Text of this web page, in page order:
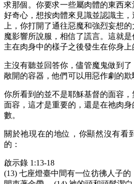
求那個。你要求一些屬肉體的東西
好奇心，想按肉體來見識並認識主
上，你打開了通往惡魔和強烈妄想
魔影響所說服，相信了謊言。這就
主在肉身中的樣子之後發生在你身上
主沒有聽並回答你，儘管魔鬼做到
敞開的容器，他們可以用惡作劇的欺
你所看到的並不是耶穌基督的面容
面容，這才是重要的，還是在祂肉
數。
關於祂現在的地位，你顯然沒有看
的：
啟示錄 1:13-18
(13) 七座燈臺中間有一位彷彿人子